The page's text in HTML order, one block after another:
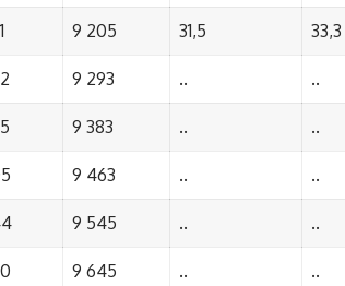
9 205 31,5 33,3
9 293 .. ..
9 383 .. ..
9 463 .. ..
9 545 .. ..
9 645 .. ..